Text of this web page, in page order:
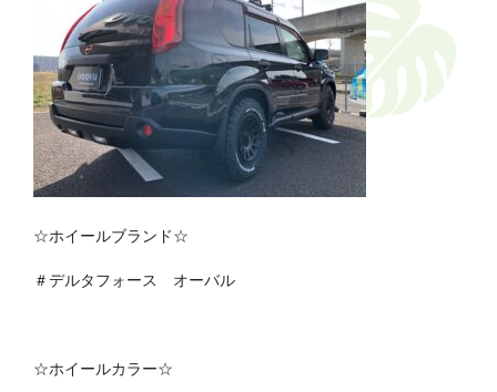
☆ホイールブランド☆
＃デルタフォース オーバル
☆ホイールカラー☆